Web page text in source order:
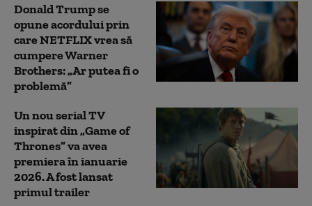
Donald Trump se
opune acordului prin
care NETFLIX vrea să
cumpere Warner
Brothers: „Ar putea fi o
problemă”
Un nou serial TV
inspirat din „Game of
Thrones” va avea
premiera în ianuarie
2026. A fost lansat
primul trailer